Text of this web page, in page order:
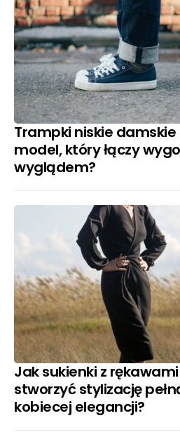
Trampki niskie
model, który łączy
wyglądem?
Jak sukienki z
stworzyć stylizację
kobiecej elegancji?